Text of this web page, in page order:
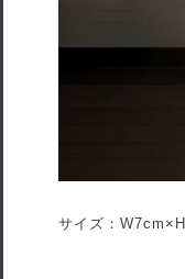
サイズ：